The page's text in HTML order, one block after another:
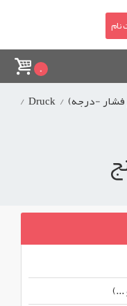
نام
0
فشار -درجه) /
Druck
/
...)